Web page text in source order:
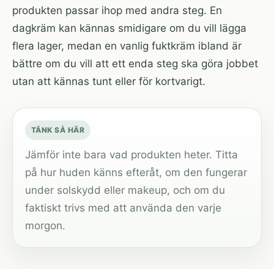
produkten passar ihop med andra steg. En
dagkräm kan kännas smidigare om du vill lägga
flera lager, medan en vanlig fuktkräm ibland är
bättre om du vill att ett enda steg ska göra jobbet
utan att kännas tunt eller för kortvarigt.
TÄNK SÅ HÄR
Jämför inte bara vad produkten heter. Titta
på hur huden känns efteråt, om den fungerar
under solskydd eller makeup, och om du
faktiskt trivs med att använda den varje
morgon.